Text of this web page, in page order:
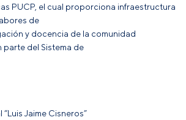
PUCP, el cual proporciona infraestructura
de
y docencia de la comunidad
parte del Sistema de
Jaime Cisneros”